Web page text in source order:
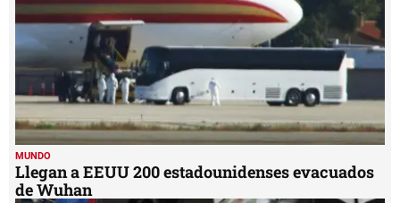
MUNDO
Llegan a EEUU 200 estadounidenses evacuados
de Wuhan